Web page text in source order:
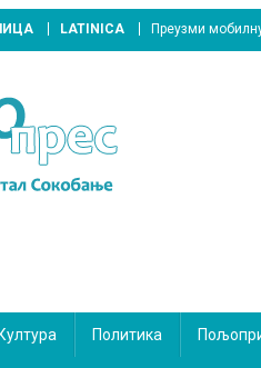
LATINICA Преузми
Култура Политика